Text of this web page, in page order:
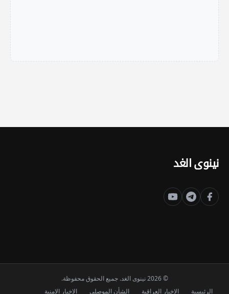
نينوى الغد
© 2026 نينوى الغد. جميع الحقوق محفوظة.
الرئيسية الاخبار العراقية الشأن الموصلي الاخبار الامنية